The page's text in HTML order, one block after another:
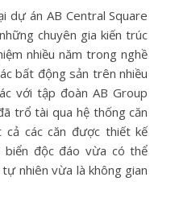
dự án AB Central Square
chuyên gia kiến trúc
nhiều năm trong nghề
bất động sản trên nhiều
với tập đoàn AB Group
trổ tài qua hệ thống căn
các căn được thiết kế
biển độc đáo vừa có thể
nhiên vừa là không gian